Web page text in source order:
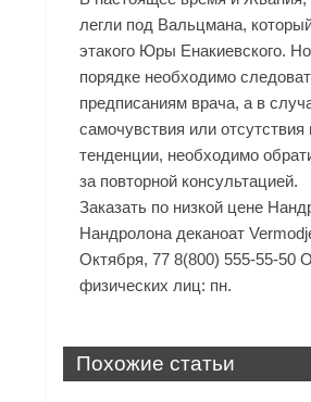
легли под Вальцмана,
этакого Юры Енакиевского.
порядке необходимо
предписаниям врача, а в
самочувствия или
тенденции, необходимо
за повторной консультацией.
Заказать по низкой цене
Нандролона деканоат
Октября, 77 8(800) 555-55-50
физических лиц: пн.
Похожие статьи